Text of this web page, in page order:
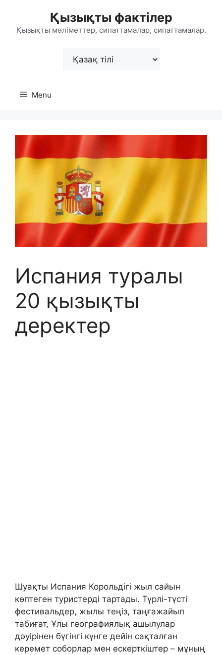
content
Қызықты фактілер
Қызықты мәліметтер, сипаттамалар, сипаттамалар.
Choose
Menu
Испания туралы
20 қызықты
деректер
Шуақты Испания Корольдігі жыл сайын
көптеген туристерді тартады. Түрлі-түсті
фестивальдер, жылы теңіз, таңғажайып
табиғат, Ұлы географиялық ашылулар
дәуірінен бүгінгі күнге дейін сақталған
керемет соборлар мен ескерткіштер – мұның